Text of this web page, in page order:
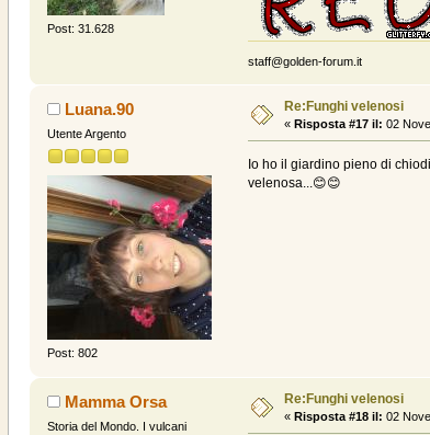
Post: 31.628
staff@golden-forum.it
Luana.90
Utente Argento
Post: 802
Re:Funghi velenosi
« Risposta #17 il: 02
Io ho il giardino pieno di
velenosa...😊😊
Mamma Orsa
Storia del Mondo. I vulcani
Re:Funghi velenosi
« Risposta #18 il: 02